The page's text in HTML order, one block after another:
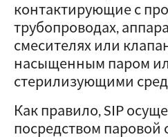
контактирующие с
трубопроводах,
смесителях или
насыщенным паром
стерилизующими
Как правило, SIP
посредством паровой